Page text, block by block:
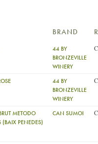
BRAND
44 BY
BRONZEVILLE
WINERY
44 BY
BRONZEVILLE
WINERY
METODO
PENEDES)
CAN SUMOI